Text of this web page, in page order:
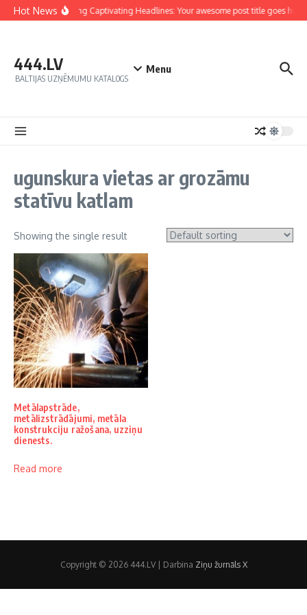
Hot NewsCrafting Captivating Headlines: Your awesome post title goes here
444.LV
BALTIJAS UZŅĒMUMU KATALOGS
Menu
ugunskura vietas ar grozāmu
statīvu katlam
Showing the single result
Metālapstrāde,
metālizstrādājumi, metāla
konstrukciju ražošana, uzziņu
dienests.
Read more
Copyright © 2026 444.LV | Darbina Ziņu žurnāls X